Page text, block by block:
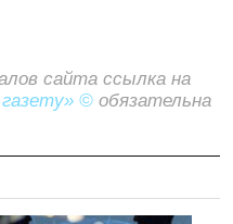
сайта ссылка на
© обязательна